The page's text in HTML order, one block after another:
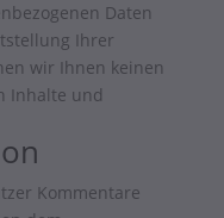
Daten
Ihrer
wir Ihnen keinen
Inhalte und
Kommentare